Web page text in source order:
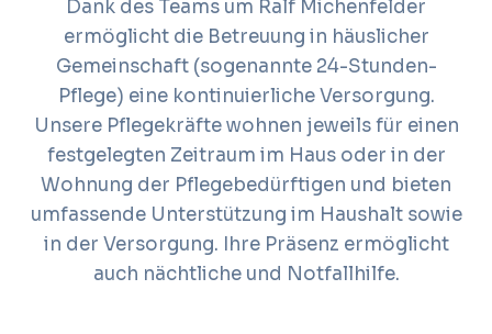
Dank des Teams um Ralf Michenfelder
ermöglicht die Betreuung in häuslicher
Gemeinschaft (sogenannte 24-Stunden-
Pflege) eine kontinuierliche Versorgung.
Unsere Pflegekräfte wohnen jeweils für einen
festgelegten Zeitraum im Haus oder in der
Wohnung der Pflegebedürftigen und bieten
umfassende Unterstützung im Haushalt sowie
in der Versorgung. Ihre Präsenz ermöglicht
auch nächtliche und Notfallhilfe.